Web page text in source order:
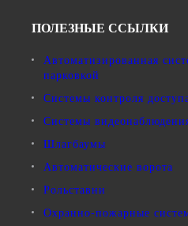
ПОЛЕЗНЫЕ ССЫЛКИ
Автоматизированная
парковкой
Системы контроля
Системы
Шлагбаумы
Автоматические ворота
Рольставни
Охранно-пожарные